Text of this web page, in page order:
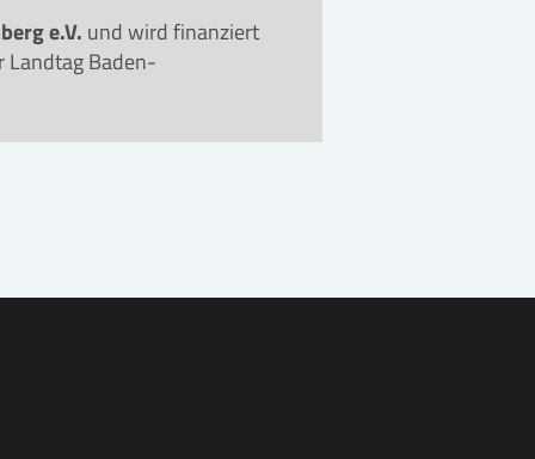
e.V. und wird finanziert
Baden-